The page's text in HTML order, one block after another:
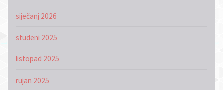
siječanj 2026
studeni 2025
listopad 2025
rujan 2025